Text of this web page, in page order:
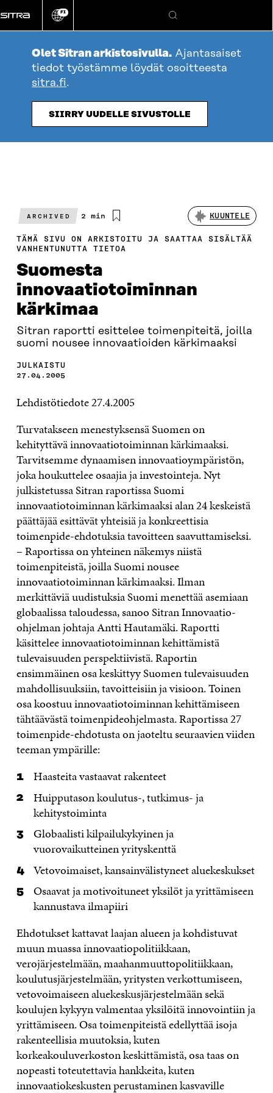
suoraan
sisältöön
Vaihda
kieli
FI
Hae
Olet Sitran arkistosivulla. Ajantasaiset
tiedot työstämme löydät osoitteesta
sitra.fi.
SIIRRY UUDELLE SIVUSTOLLE
ARCHIVED
Arvioitu
2 min KUUNTELE
TÄMÄ SIVU ON ARKISTOITU JA SAATTAA SISÄLTÄÄ
VANHENTUNUTTA TIETOA
Suomesta
innovaatiotoiminnan
kärkimaa
Sitran raportti esittelee toimenpiteitä, joilla
suomi nousee innovaatioiden kärkimaaksi
JULKAISTU
27.04.2005
Lehdistötiedote 27.4.2005
Turvatakseen menestyksensä Suomen on
kehityttävä innovaatiotoiminnan kärkimaaksi.
Tarvitsemme dynaamisen innovaatioympäristön,
joka houkuttelee osaajia ja investointeja. Nyt
julkistetussa Sitran raportissa Suomi
innovaatiotoiminnan kärkimaaksi alan 24 keskeistä
päättäjää esittävät yhteisiä ja konkreettisia
toimenpide-ehdotuksia tavoitteen saavuttamiseksi.
– Raportissa on yhteinen näkemys niistä
toimenpiteistä, joilla Suomi nousee
innovaatiotoiminnan kärkimaaksi. Ilman
merkittäviä uudistuksia Suomi menettää asemiaan
globaalissa taloudessa, sanoo Sitran Innovaatio-
ohjelman johtaja Antti Hautamäki. Raportti
käsittelee innovaatiotoiminnan kehittämistä
tulevaisuuden perspektiivistä. Raportin
ensimmäinen osa keskittyy Suomen tulevaisuuden
mahdollisuuksiin, tavoitteisiin ja visioon. Toinen
osa koostuu innovaatiotoiminnan kehittämiseen
tähtäävästä toimenpideohjelmasta. Raportissa 27
toimenpide-ehdotusta on jaoteltu seuraavien viiden
teeman ympärille:
Haasteita vastaavat rakenteet
Huipputason koulutus-, tutkimus- ja
kehitystoiminta
Globaalisti kilpailukykyinen ja
vuorovaikutteinen yrityskenttä
Vetovoimaiset, kansainvälistyneet aluekeskukset
Osaavat ja motivoituneet yksilöt ja yrittämiseen
kannustava ilmapiiri
Ehdotukset kattavat laajan alueen ja kohdistuvat
muun muassa innovaatiopolitiikkaan,
verojärjestelmään, maahanmuuttopolitiikkaan,
koulutusjärjestelmään, yritysten verkottumiseen,
vetovoimaiseen aluekeskusjärjestelmään sekä
koulujen kykyyn valmentaa yksilöitä innovointiin ja
yrittämiseen. Osa toimenpiteistä edellyttää isoja
rakenteellisia muutoksia, kuten
korkeakouluverkoston keskittämistä, osa taas on
nopeasti toteutettavia hankkeita, kuten
innovaatiokeskusten perustaminen kasvaville